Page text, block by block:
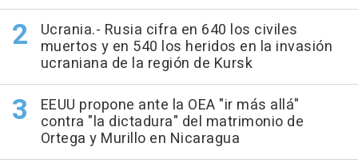
Ucrania.- Rusia cifra en 640 los civiles
muertos y en 540 los heridos en la invasión
ucraniana de la región de Kursk
EEUU propone ante la OEA "ir más allá"
contra "la dictadura" del matrimonio de
Ortega y Murillo en Nicaragua